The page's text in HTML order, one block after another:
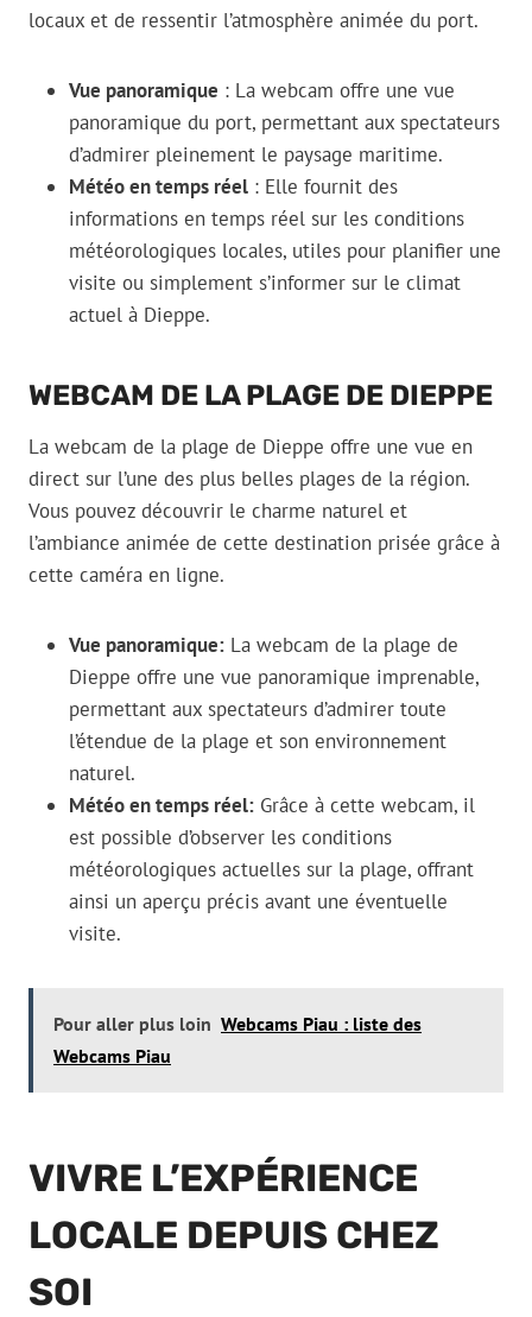
locaux et de ressentir l’atmosphère animée du port.
Vue panoramique : La webcam offre une vue
panoramique du port, permettant aux spectateurs
d’admirer pleinement le paysage maritime.
Météo en temps réel : Elle fournit des
informations en temps réel sur les conditions
météorologiques locales, utiles pour planifier une
visite ou simplement s’informer sur le climat
actuel à Dieppe.
WEBCAM DE LA PLAGE DE DIEPPE
La webcam de la plage de Dieppe offre une vue en
direct sur l’une des plus belles plages de la région.
Vous pouvez découvrir le charme naturel et
l’ambiance animée de cette destination prisée grâce à
cette caméra en ligne.
Vue panoramique: La webcam de la plage de
Dieppe offre une vue panoramique imprenable,
permettant aux spectateurs d’admirer toute
l’étendue de la plage et son environnement
naturel.
Météo en temps réel: Grâce à cette webcam, il
est possible d’observer les conditions
météorologiques actuelles sur la plage, offrant
ainsi un aperçu précis avant une éventuelle
visite.
Pour aller plus loin Webcams Piau : liste des
Webcams Piau
VIVRE L’EXPÉRIENCE
LOCALE DEPUIS CHEZ
SOI